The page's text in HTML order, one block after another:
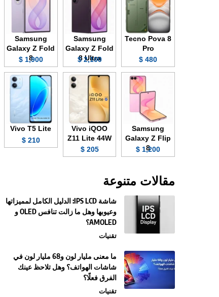
Tecno Pova 8
Pro
480 $
Samsung
Galaxy Z Fold
8 Ultra
2,100 $
Samsung
Galaxy Z Fold
8
1,900 $
Samsung
Galaxy Z Flip
8
1,200 $
Vivo iQOO
Z11 Lite 44W
205 $
Vivo T5 Lite
210 $
مقالات متنوعة
شاشة IPS LCD: الدليل الكامل لمميزاتها
وعيوبها وهل ما زالت تنافس OLED و
AMOLED؟
تقنيات
ما معنى مليار لون و68 مليار لون في
شاشات الهواتف؟ وهل تلاحظ عينك
الفرق فعلًا؟
تقنيات